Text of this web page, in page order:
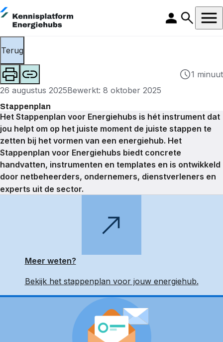
Terug
1 minuut
26 augustus 2025Bewerkt: 8 oktober 2025
Stappenplan
Het Stappenplan voor Energiehubs is hét instrument dat
jou helpt om op het juiste moment de juiste stappen te
zetten bij het vormen van een energiehub. Het
Stappenplan voor Energiehubs biedt concrete
handvatten, instrumenten en templates en is ontwikkeld
door netbeheerders, ondernemers, dienstverleners en
experts uit de sector.
Meer weten?
Bekijk het stappenplan voor jouw energiehub.